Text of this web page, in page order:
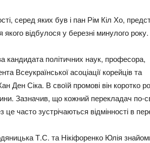
серед яких був і пан Рім Кіл Хо,
якого відбулося у березні минулого року.
кандидата політичних наук, професора,
Всеукраїнської асоціації корейців та
Ден Сіка. В своїй промові він коротко
Зазначив, що кожний перекладач по-
часто зустрічаються відмінності в
Т.С. та Нікіфоренко Юлія